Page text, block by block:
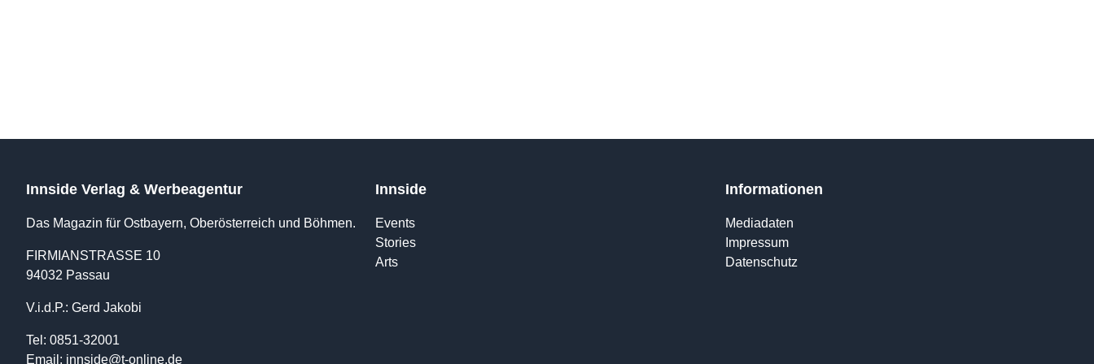
Innside Verlag & Werbeagentur
Das Magazin für Ostbayern, Oberösterreich und Böhmen.
FIRMIANSTRASSE 10
94032 Passau
V.i.d.P.: Gerd Jakobi
Tel: 0851-32001
Email: innside@t-online.de
Innside
Events
Stories
Arts
Informationen
Mediadaten
Impressum
Datenschutz